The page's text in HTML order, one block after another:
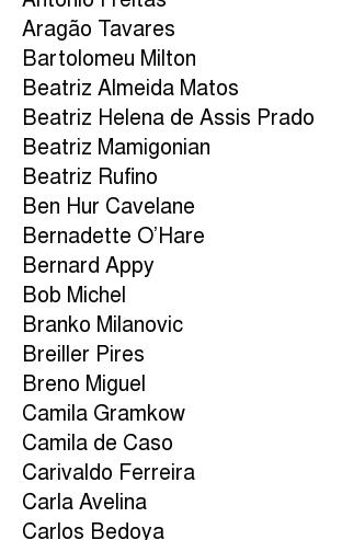
Aragão Tavares
Bartolomeu Milton
Beatriz Almeida Matos
Beatriz Helena de Assis Prado
Beatriz Mamigonian
Beatriz Rufino
Ben Hur Cavelane
Bernadette O’Hare
Bernard Appy
Bob Michel
Branko Milanovic
Breiller Pires
Breno Miguel
Camila Gramkow
Camila de Caso
Carivaldo Ferreira
Carla Avelina
Carlos Bedoya